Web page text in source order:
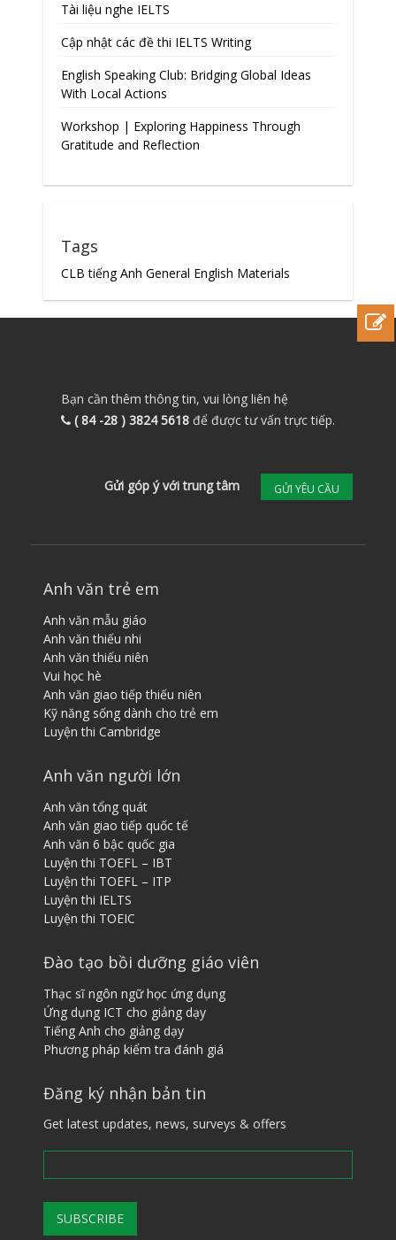
Tài liệu nghe IELTS
Cập nhật các đề thi IELTS Writing
English Speaking Club: Bridging Global Ideas
With Local Actions
Workshop | Exploring Happiness Through
Gratitude and Reflection
Tags
CLB tiếng Anh General English Materials
Bạn cần thêm thông tin, vui lòng liên hệ
( 84 -28 ) 3824 5618để được tư vấn trực tiếp.
Gửi góp ý với trung tâm GỬI YÊU CẦU
Anh văn trẻ em
Anh văn mẫu giáo
Anh văn thiếu nhi
Anh văn thiếu niên
Vui học hè
Anh văn giao tiếp thiếu niên
Kỹ năng sống dành cho trẻ em
Luyện thi Cambridge
Anh văn người lớn
Anh văn tổng quát
Anh văn giao tiếp quốc tế
Anh văn 6 bậc quốc gia
Luyện thi TOEFL – IBT
Luyện thi TOEFL – ITP
Luyện thi IELTS
Luyện thi TOEIC
Đào tạo bồi dưỡng giáo viên
Thạc sĩ ngôn ngữ học ứng dụng
Ứng dụng ICT cho giảng dạy
Tiếng ​A​nh cho giảng dạy
Phương pháp kiểm tra đánh giá
Đăng ký nhận bản tin
Get latest updates, news, surveys & offers